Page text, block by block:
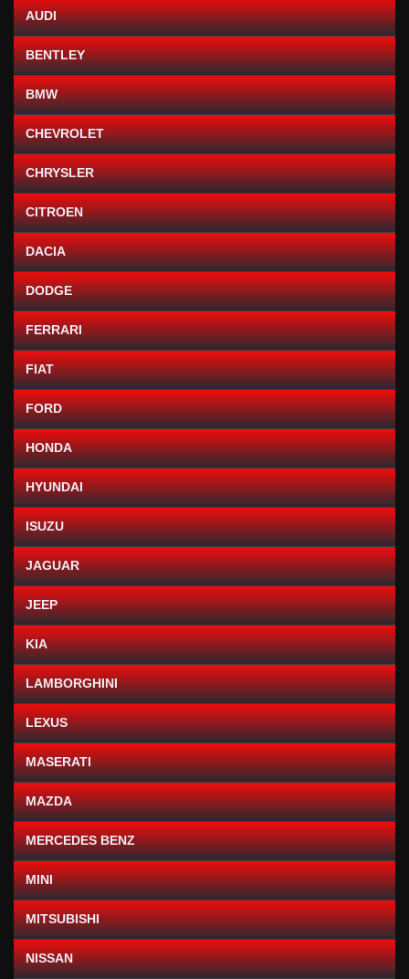
AUDI
BENTLEY
BMW
CHEVROLET
CHRYSLER
CITROEN
DACIA
DODGE
FERRARI
FIAT
FORD
HONDA
HYUNDAI
ISUZU
JAGUAR
JEEP
KIA
LAMBORGHINI
LEXUS
MASERATI
MAZDA
MERCEDES BENZ
MINI
MITSUBISHI
NISSAN